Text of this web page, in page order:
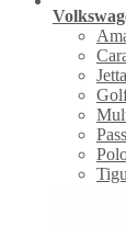
Jetta